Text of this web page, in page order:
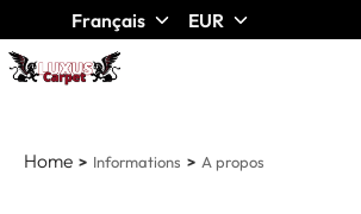
Français EUR
Home Informations A propos